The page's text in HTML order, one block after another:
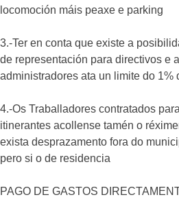
locomoción máis peaxe e parking
3.-Ter en conta que existe a
de representación para directivos e
administradores ata un limite do 1%
4.-Os Traballadores contratados
itinerantes acollense tamén o
exista desprazamento fora do
pero si o de residencia
PAGO DE GASTOS